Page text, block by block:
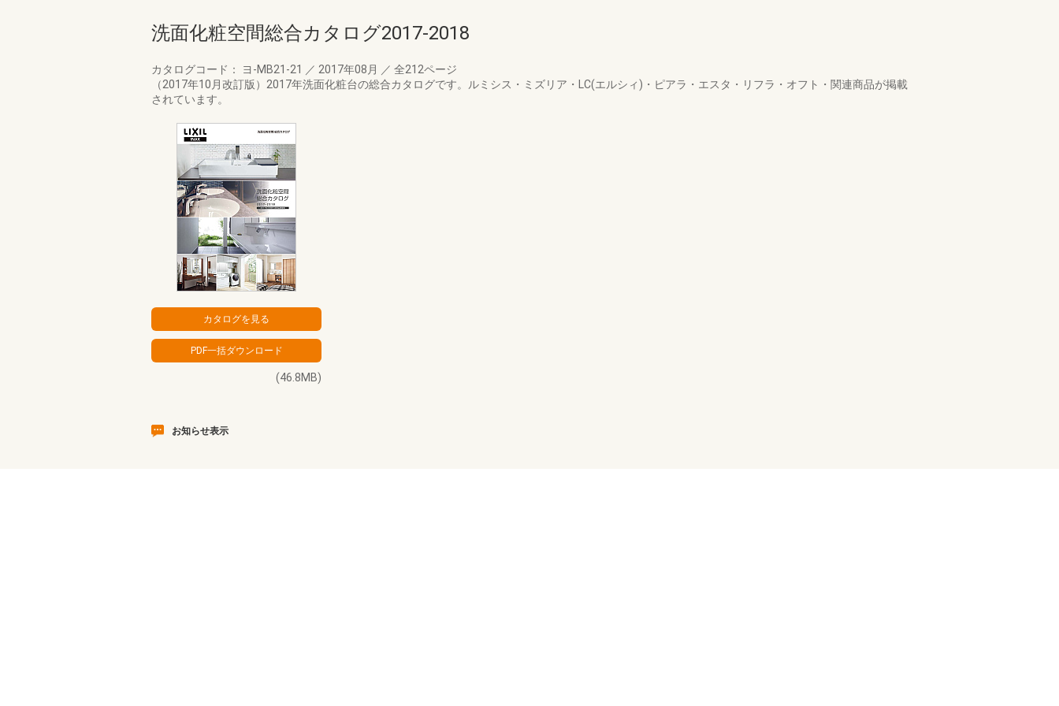
洗面化粧空間総合カタログ2017-2018
カタログコード： ヨ-MB21-21 ／ 2017年08月 ／ 全212ページ
（2017年10月改訂版）2017年洗面化粧台の総合カタログです。ルミシス・ミズリア・LC(エルシィ)・ピアラ・エスタ・リフラ・オフト・関連商品が掲載
されています。
(46.8MB)
お知らせ表示